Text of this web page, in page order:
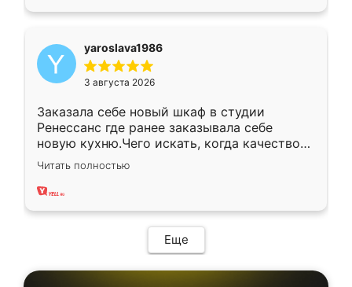
yaroslava1986
3 августа 2026
Заказала себе новый шкаф в студии
Ренессанс где ранее заказывала себе
новую кухню.Чего искать, когда качеством
вполне довольна. Служит кухня уже почти
два года, нареканий нет.
Читать полностью
Еще